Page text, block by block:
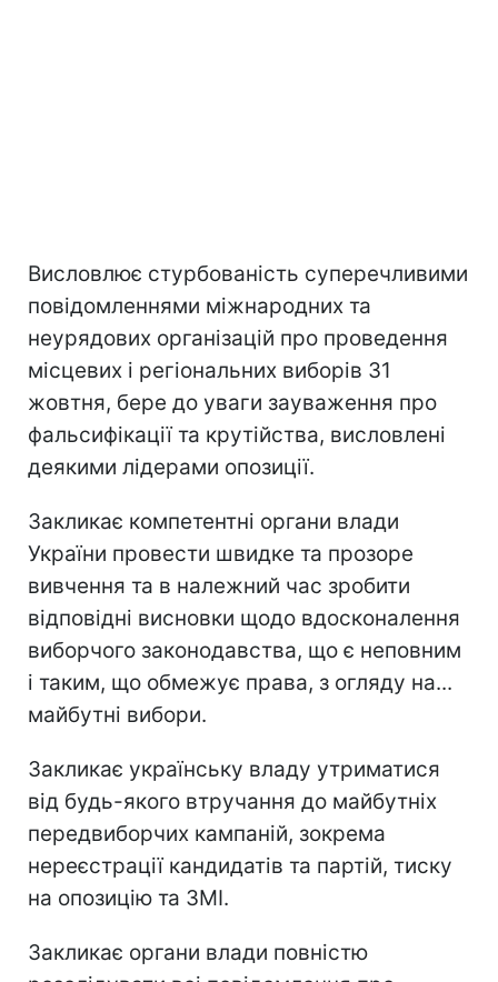
Висловлює стурбованість суперечливими
повідомленнями міжнародних та
неурядових організацій про проведення
місцевих і регіональних виборів 31
жовтня, бере до уваги зауваження про
фальсифікації та крутійства, висловлені
деякими лідерами опозиції.
Закликає компетентні органи влади
України провести швидке та прозоре
вивчення та в належний час зробити
відповідні висновки щодо вдосконалення
виборчого законодавства, що є неповним
і таким, що обмежує права, з огляду на...
майбутні вибори.
Закликає українську владу утриматися
від будь-якого втручання до майбутніх
передвиборчих кампаній, зокрема
нереєстрації кандидатів та партій, тиску
на опозицію та ЗМІ.
Закликає органи влади повністю